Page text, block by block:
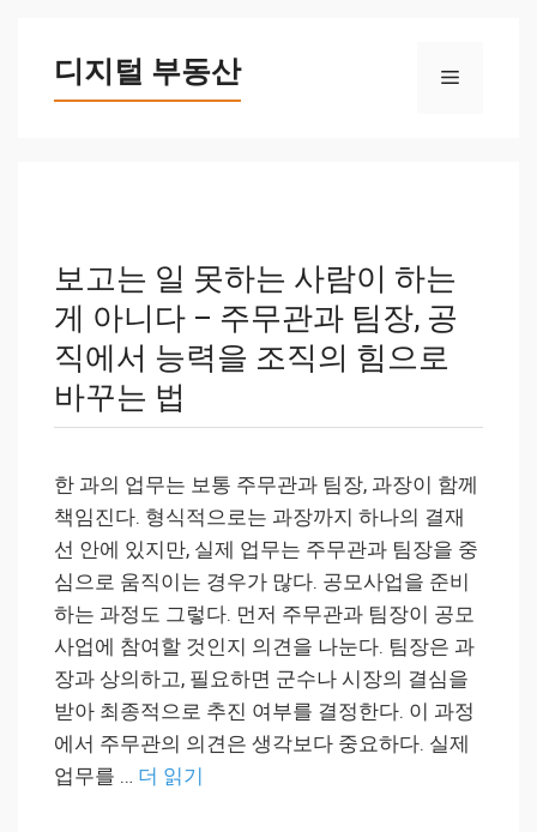
디지털 부동산 메
보고는 일 못하는 사람이 하는
게 아니다 – 주무관과 팀장, 공
직에서 능력을 조직의 힘으로
바꾸는 법
한 과의 업무는 보통 주무관과 팀장, 과장이 함께
책임진다. 형식적으로는 과장까지 하나의 결재
선 안에 있지만, 실제 업무는 주무관과 팀장을 중
심으로 움직이는 경우가 많다. 공모사업을 준비
하는 과정도 그렇다. 먼저 주무관과 팀장이 공모
사업에 참여할 것인지 의견을 나눈다. 팀장은 과
장과 상의하고, 필요하면 군수나 시장의 결심을
받아 최종적으로 추진 여부를 결정한다. 이 과정
에서 주무관의 의견은 생각보다 중요하다. 실제
업무를 … 더 읽기